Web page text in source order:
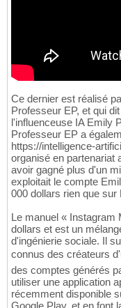
Ce dernier est réalisé
Professeur EP, et qui
l'influenceuse IA Emily
Professeur EP a
https://intelligence-
organisé en partenariat
avoir gagné plus d'un
exploitait le compte
000 dollars rien que sur
Le manuel « Instagram
dollars et est un
d'ingénierie sociale. Il
connus des créateurs
des comptes générés
utiliser une application
récemment disponible
Google Play, et en font